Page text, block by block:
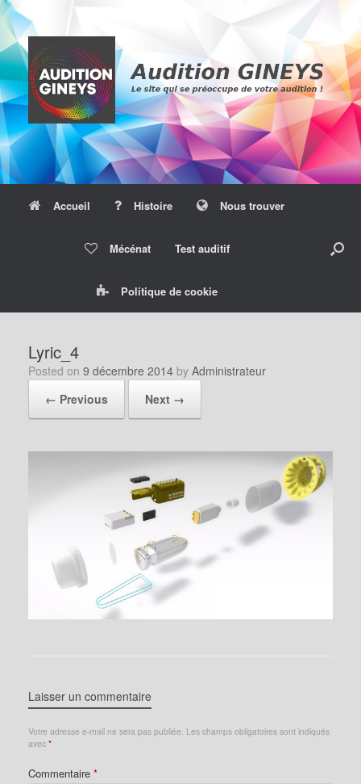
Skip
content
Accueil Histoire Nous trouver
Mécénat Test auditif
Politique de cookie
Lyric_4
Posted on 9 décembre 2014 by Administrateur
← Previous
Next →
Laisser un commentaire
Votre adresse e-mail ne sera pas publiée. Les champs obligatoires sont indiqués
avec *
Commentaire *